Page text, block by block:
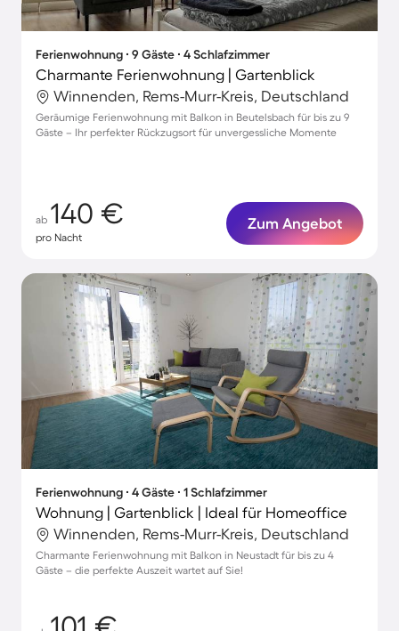
Ferienwohnung ∙ 9 Gäste ∙ 4 Schlafzimmer
Charmante Ferienwohnung | Gartenblick
Winnenden, Rems-Murr-Kreis, Deutschland
Geräumige Ferienwohnung mit Balkon in Beutelsbach für bis zu 9
Gäste – Ihr perfekter Rückzugsort für unvergessliche Momente
ab 140 €
pro Nacht
Zum Angebot
Ferienwohnung ∙ 4 Gäste ∙ 1 Schlafzimmer
Wohnung | Gartenblick | Ideal für Homeoffice
Winnenden, Rems-Murr-Kreis, Deutschland
Charmante Ferienwohnung mit Balkon in Neustadt für bis zu 4
Gäste – die perfekte Auszeit wartet auf Sie!